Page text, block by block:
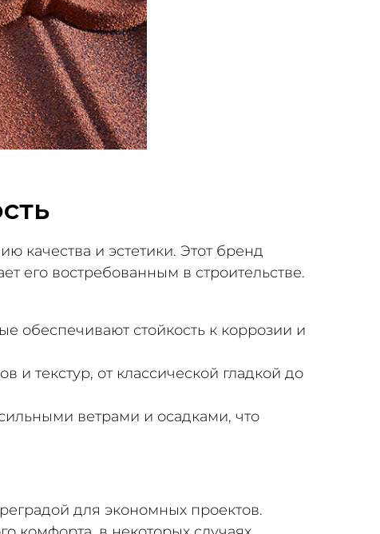
качества и эстетики. Этот бренд
его востребованным в строительстве.
обеспечивают стойкость к коррозии и
и текстур, от классической гладкой до
ветрами и осадками, что
для экономных проектов.